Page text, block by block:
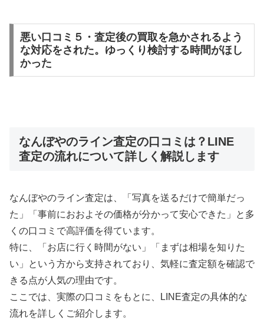
悪い口コミ５・査定後の買取を急かされるよう
な対応をされた。ゆっくり検討する時間がほし
かった
なんぼやのライン査定の口コミは？LINE
査定の流れについて詳しく解説します
なんぼやのライン査定は、「写真を送るだけで簡単だっ
た」「事前におおよその価格が分かって安心できた」と多
くの口コミで高評価を得ています。
特に、「お店に行く時間がない」「まずは相場を知りた
い」という方から支持されており、気軽に査定額を確認で
きる点が人気の理由です。
ここでは、実際の口コミをもとに、LINE査定の具体的な
流れを詳しくご紹介します。